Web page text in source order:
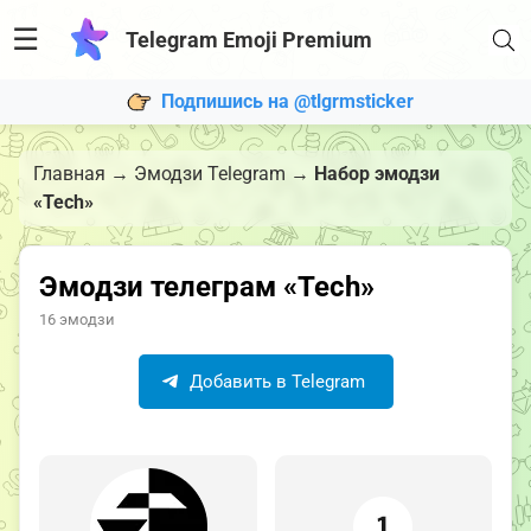
☰ Telegram Emoji Premium
Подпишись на @tlgrmsticker
Главная → Эмодзи Telegram → Набор эмодзи
«Tech»
Эмодзи телеграм «Tech»
16 эмодзи
Добавить в Telegram